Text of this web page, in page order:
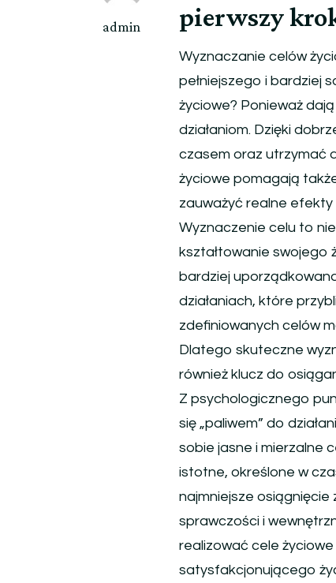
admin
pierwszy
Wyznaczanie celów
pełniejszego i bardziej
życiowe? Ponieważ
działaniom. Dzięki
czasem oraz utrzymać
życiowe pomagają
zauważyć realne
Wyznaczenie celu to
kształtowanie swojego
bardziej
działaniach, które
zdefiniowanych celów
Dlatego skuteczne
również klucz do
Z psychologicznego
się „paliwem” do
sobie jasne i mierzalne
istotne, określone w
najmniejsze
sprawczości i
realizować cele
satysfakcjonującego